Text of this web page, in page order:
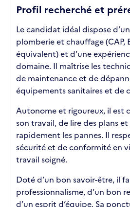
Profil recherché et
Le candidat idéal dispose
plomberie et chauffage (CAP,
équivalent) et d’une
domaine. Il maîtrise les
de maintenance et de
équipements sanitaires et de
Autonome et rigoureux, il est
son travail, de lire des plans
rapidement les pannes. Il
sécurité et de conformité en
travail soigné.
Doté d’un bon savoir-être, il
professionnalisme, d’un bon
d’un esprit d’équipe. Sa